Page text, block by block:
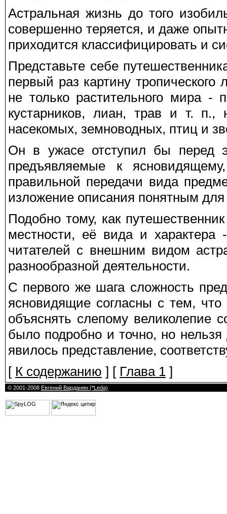
Астральная жизнь до того
совершенно теряется, и даже
приходится классифицировать и
Представьте себе
первый раз картину
не только растительного мира -
кустарников, лиан, трав и т. п.,
насекомых, земноводных, птиц и
Он в ужасе отступил бы перед
предъявляемые к
правильной передачи вида
изложение описания понятным
Подобно тому, как
местности, её вида и
читателей с внешним видом
разнообразной деятельности.
С первого же шага сложность
ясновидящие согласны с тем,
объяснять слепому великолепие
было подробно и точно, но нельзя
явилось представление,
[ К содержанию ] [ Глава 1 ]
© 2001-2008 Евгений Варданян (*Leda)